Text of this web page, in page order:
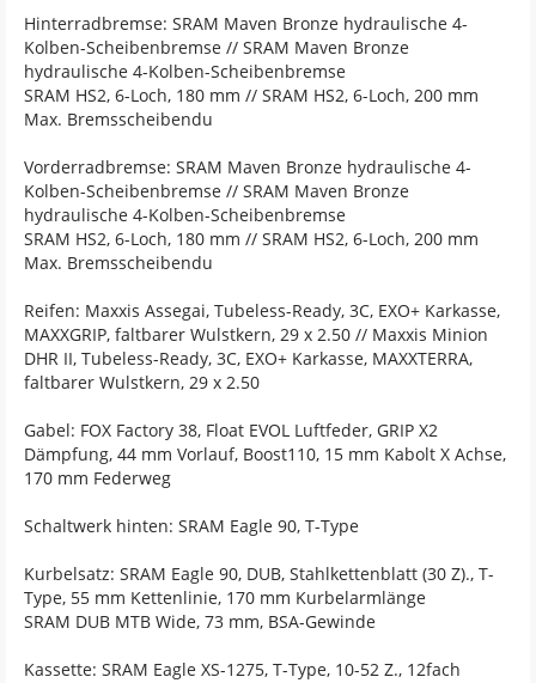
Hinterradbremse: SRAM Maven Bronze hydraulische 4-
Kolben-Scheibenbremse // SRAM Maven Bronze
hydraulische 4-Kolben-Scheibenbremse
SRAM HS2, 6-Loch, 180 mm // SRAM HS2, 6-Loch, 200 mm
Max. Bremsscheibendu
Vorderradbremse: SRAM Maven Bronze hydraulische 4-
Kolben-Scheibenbremse // SRAM Maven Bronze
hydraulische 4-Kolben-Scheibenbremse
SRAM HS2, 6-Loch, 180 mm // SRAM HS2, 6-Loch, 200 mm
Max. Bremsscheibendu
Reifen: Maxxis Assegai, Tubeless-Ready, 3C, EXO+ Karkasse,
MAXXGRIP, faltbarer Wulstkern, 29 x 2.50 // Maxxis Minion
DHR II, Tubeless-Ready, 3C, EXO+ Karkasse, MAXXTERRA,
faltbarer Wulstkern, 29 x 2.50
Gabel: FOX Factory 38, Float EVOL Luftfeder, GRIP X2
Dämpfung, 44 mm Vorlauf, Boost110, 15 mm Kabolt X Achse,
170 mm Federweg
Schaltwerk hinten: SRAM Eagle 90, T-Type
Kurbelsatz: SRAM Eagle 90, DUB, Stahlkettenblatt (30 Z)., T-
Type, 55 mm Kettenlinie, 170 mm Kurbelarmlänge
SRAM DUB MTB Wide, 73 mm, BSA-Gewinde
Kassette: SRAM Eagle XS-1275, T-Type, 10-52 Z., 12fach